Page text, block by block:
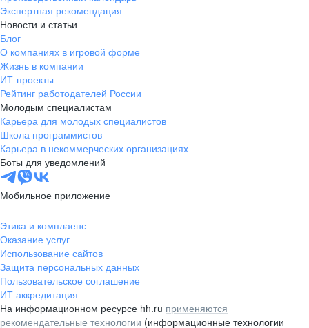
Экспертная рекомендация
Новости и статьи
Блог
О компаниях в игровой форме
Жизнь в компании
ИТ-проекты
Рейтинг работодателей России
Молодым специалистам
Карьера для молодых специалистов
Школа программистов
Карьера в некоммерческих организациях
Боты для уведомлений
Мобильное приложение
Этика и комплаенс
Оказание услуг
Использование сайтов
Защита персональных данных
Пользовательское соглашение
ИТ аккредитация
На информационном ресурсе hh.ru применяются
рекомендательные технологии (информационные технологии